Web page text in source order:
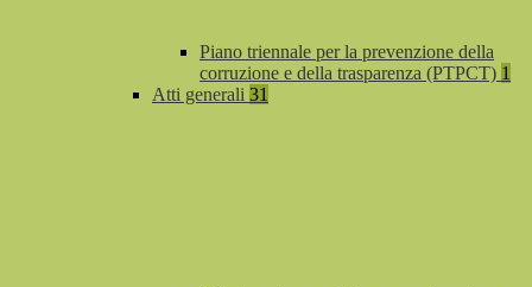
Piano triennale per la prevenzione della
corruzione e della trasparenza (PTPCT) 1
Atti generali 31